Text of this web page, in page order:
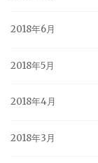
2018年6月
2018年5月
2018年4月
2018年3月